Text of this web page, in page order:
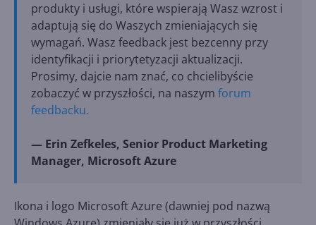
produkty i usługi, które wspierają Wasz wzrost i
adaptują się do Waszych zmieniających się
wymagań. Wasz feedback jest bezcenny przy
identyfikacji i priorytetyzacji aktualizacji.
Prosimy, dajcie nam znać, co chcielibyście
zobaczyć w przyszłości, na naszym forum
feedbacku.
— Erin Zefkeles, Senior Product Marketing
Manager, Microsoft Azure
Ikona i logo Microsoft Azure (dawniej pod nazwą